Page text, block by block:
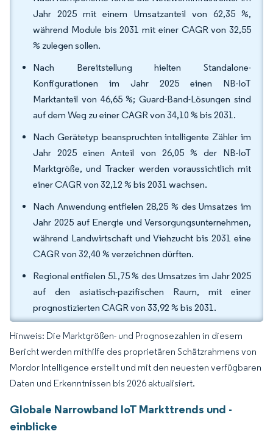
Jahr 2025 mit einem Umsatzanteil von 62,35 %,
während Module bis 2031 mit einer CAGR von 32,55
% zulegen sollen.
Nach Bereitstellung hielten Standalone-
Konfigurationen im Jahr 2025 einen NB-IoT
Marktanteil von 46,65 %; Guard-Band-Lösungen sind
auf dem Weg zu einer CAGR von 34,10 % bis 2031.
Nach Gerätetyp beanspruchten intelligente Zähler im
Jahr 2025 einen Anteil von 26,05 % der NB-IoT
Marktgröße, und Tracker werden voraussichtlich mit
einer CAGR von 32,12 % bis 2031 wachsen.
Nach Anwendung entfielen 28,25 % des Umsatzes im
Jahr 2025 auf Energie und Versorgungsunternehmen,
während Landwirtschaft und Viehzucht bis 2031 eine
CAGR von 32,40 % verzeichnen dürften.
Regional entfielen 51,75 % des Umsatzes im Jahr 2025
auf den asiatisch-pazifischen Raum, mit einer
prognostizierten CAGR von 33,92 % bis 2031.
Hinweis: Die Marktgrößen- und Prognosezahlen in diesem
Bericht werden mithilfe des proprietären Schätzrahmens von
Mordor Intelligence erstellt und mit den neuesten verfügbaren
Daten und Erkenntnissen bis 2026 aktualisiert.
Globale Narrowband IoT Markttrends und -
einblicke